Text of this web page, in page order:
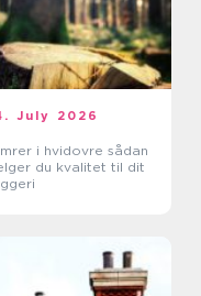
July 2026
i hvidovre sådan
du kvalitet til dit